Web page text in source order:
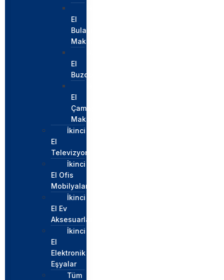
El
Bulaşık
Makinesi
El
Buzdolabı
El
Çamaşır
Makinesi
İkinci
El
Televizyon
İkinci
El Ofis
Mobilyaları
İkinci
El Ev
Aksesuarları
İkinci
El
Elektronik
Eşyalar
Tüm